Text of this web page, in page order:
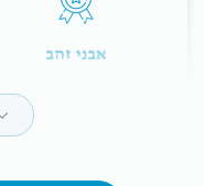
אבני זהב